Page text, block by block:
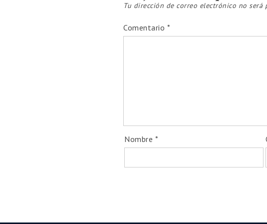
Tu dirección de correo electrónico no será
Comentario *
Nombre *
Asegurá tu